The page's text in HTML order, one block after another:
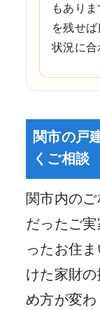
もあり
を残せ
状況に合
関市の戸
くご相談
関市内の
だったご
ったお住
けた家財
め方が変